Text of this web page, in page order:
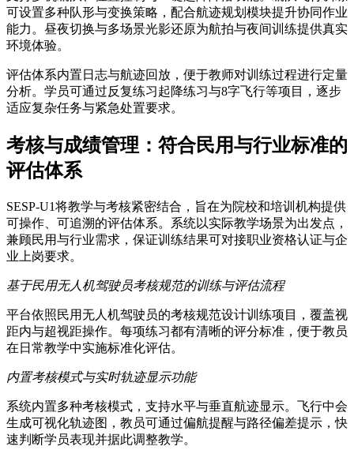
可设置多种队形与变换策略，配合航迹规划模块提升协同作业
能力。昼夜切换与多场景光影还原为航拍与夜间训练提供真实
环境体验。
评估体系内置日志与航迹回放，便于教师对训练过程进行定量
分析。学员可通过反复练习起降练习与8字飞行等项目，逐步
适应复杂任务与紧急处置要求。
考核与成绩管理：符合民用与行业标准的
评估体系
SESP-U1将教学与考核紧密结合，旨在为院校和培训机构提供
可操作、可追溯的评估体系。系统以实际教学场景为出发点，
兼顾民用与行业需求，保证训练结果可对接职业资格认证与企
业上岗要求。
基于民用无人机驾驶员考核规范的训练与评估流程
平台依照民用无人机驾驶员的考核规范设计训练项目，覆盖视
距内与超视距操作。每项练习都有清晰的评分标准，便于教员
在日常教学中实施标准化评估。
内置考核模式与实时轨迹显示功能
系统内置多种考核模式，支持水平与垂直航迹显示。飞行中会
生成可视化轨迹图，教员可通过偏航提醒与路径偏差提示，快
速判断学员表现并据此调整教学。